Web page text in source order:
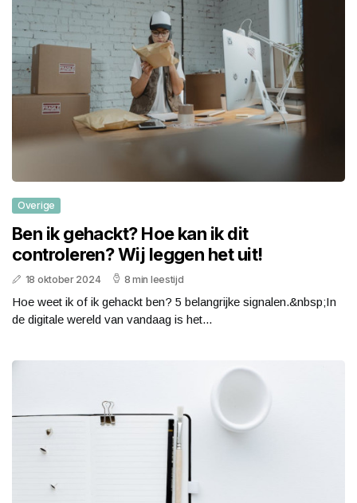
Overige
Ben ik gehackt? Hoe kan ik dit
controleren? Wij leggen het uit!
18 oktober 2024 8 min leestijd
Hoe weet ik of ik gehackt ben? 5 belangrijke signalen.&nbsp;In
de digitale wereld van vandaag is het...